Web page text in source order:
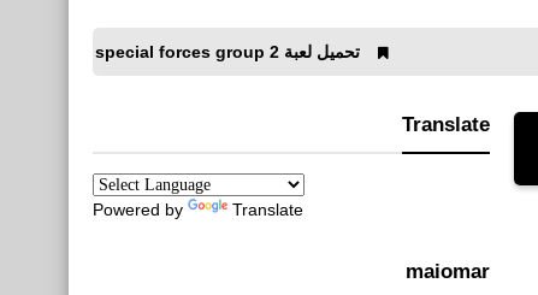
تحميل لعبة special forces group 2 للكمبيوتر على محاكي SmartGaGa وضبط الأعدادات
Translate
Powered by Translate
maiomar